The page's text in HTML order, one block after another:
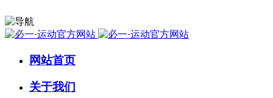
网站首页
关于我们